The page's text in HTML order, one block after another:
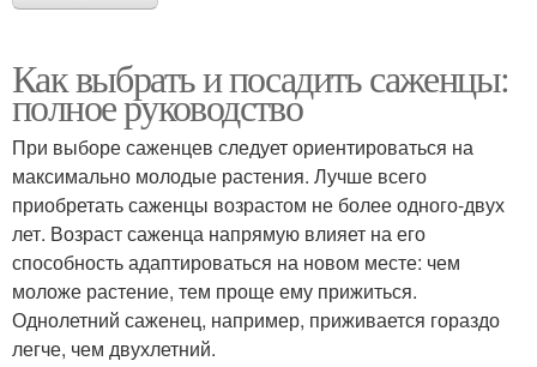
Как выбрать и посадить саженцы:
полное руководство
При выборе саженцев следует ориентироваться на
максимально молодые растения. Лучше всего
приобретать саженцы возрастом не более одного-двух
лет. Возраст саженца напрямую влияет на его
способность адаптироваться на новом месте: чем
моложе растение, тем проще ему прижиться.
Однолетний саженец, например, приживается гораздо
легче, чем двухлетний.